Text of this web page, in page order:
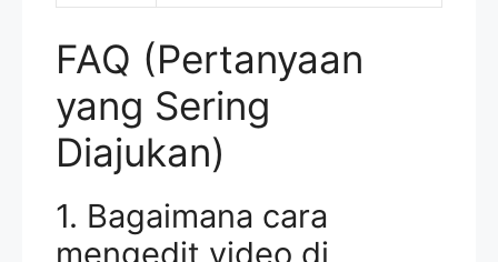
FAQ (Pertanyaan
yang Sering
Diajukan)
1. Bagaimana cara
mengedit video di